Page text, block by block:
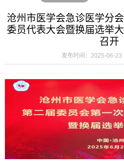
沧州市医学会急诊医学分
委员代表大会暨换届选举
召开
发布时间：2025-06-23